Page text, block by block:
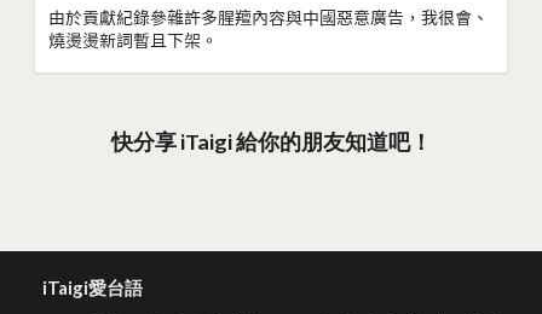
由於貢獻紀錄參雜許多腥羶內容與中國惡意廣告，我很會、
燒燙燙新詞暫且下架。
快分享 iTaigi 給你的朋友知道吧！
iTaigi愛台語